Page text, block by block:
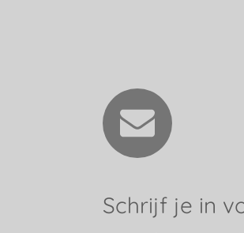
Schrijf je in